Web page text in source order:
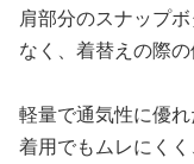
肩部分のスナップ
なく、着替えの際
軽量で通気性に優
着用でもムレにくく